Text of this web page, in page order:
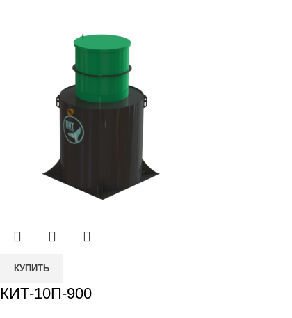
КУПИТЬ
КИТ-10П-900